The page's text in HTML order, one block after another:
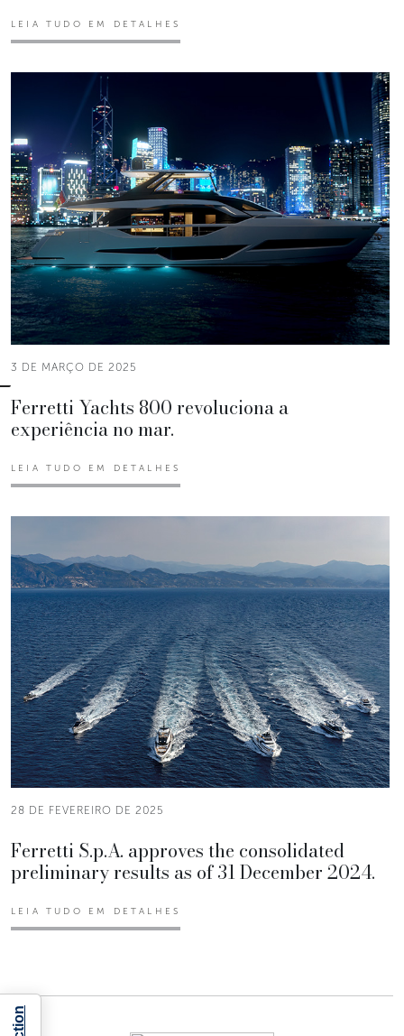
LEIA TUDO EM DETALHES
3 DE MARÇO DE 2025
Ferretti Yachts 800 revoluciona a
experiência no mar.
LEIA TUDO EM DETALHES
28 DE FEVEREIRO DE 2025
Ferretti S.p.A. approves the consolidated
preliminary results as of 31 December 2024.
LEIA TUDO EM DETALHES